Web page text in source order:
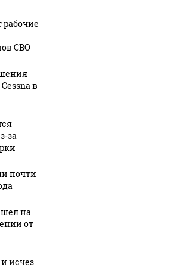
продукта: что купить?
рабочие
СВО
в
за
почти
на
от
исчез